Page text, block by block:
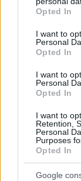
grant or deny
use your data
consent section.
Opted In
I want to
Personal
Opted In
I want to
Personal
Opted In
I want to
Retention,
Personal
Purposes
Opted In
Google
Η
Αφγανού: Πώς
υποψιάστηκα
06.08.2026, 12:32
Νεαρή γυναίκα
ομορφιά από
δείτε την
της από μακιγιέρ